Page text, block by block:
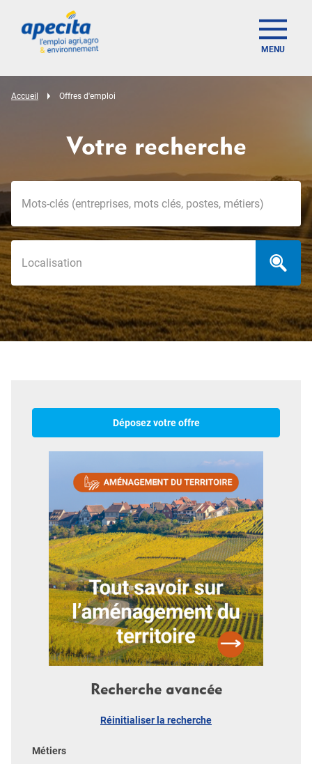
MENU
Accueil Offres d'emploi
Votre recherche
Déposez votre offre
Recherche avancée
Réinitialiser la recherche
Métiers